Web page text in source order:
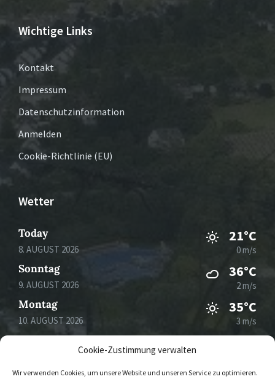
Cookie-Zustimmung verwalten
Wir verwenden Cookies, um unsere Website und unseren Service zu optimieren.
Wichtige Links
Kontakt
Impressum
Datenschutzinformation
Anmelden
Cookie-Richtlinie (EU)
Wetter
Today
8. AUGUST 2026
21°C
0 m/s
Sonntag
9. AUGUST 2026
36°C
2 m/s
Montag
10. AUGUST 2026
35°C
3 m/s
Dienstag
11. AUGUST 2026